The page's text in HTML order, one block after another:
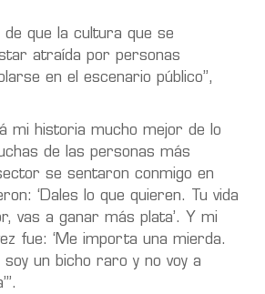
de que la cultura que se
atraída por personas
en el escenario público”,
mi historia mucho mejor de lo
de las personas más
se sentaron conmigo en
‘Dales lo que quieren. Tu vida
vas a ganar más plata’. Y mi
fue: ‘Me importa una mierda.
soy un bicho raro y no voy a